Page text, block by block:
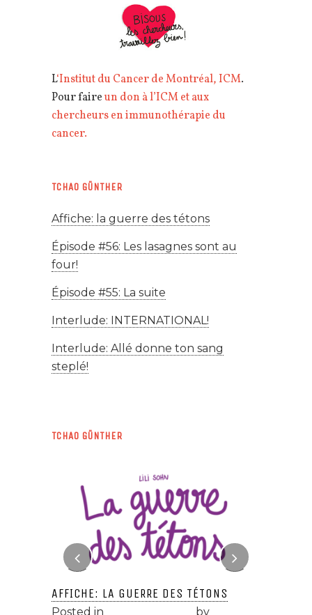
L‘Institut du Cancer de Montréal, ICM.
Pour faireun don à l’ICM et aux
chercheurs en immunothérapie du
cancer.
TCHAO GÜNTHER
Affiche: la guerre des tétons
Épisode #56: Les lasagnes sont au
four!
Épisode #55: La suite
Interlude: INTERNATIONAL!
Interlude: Allé donne ton sang
steplé!
TCHAO GÜNTHER
AFFICHE: LA GUERRE DES TÉTONS
Posted in by